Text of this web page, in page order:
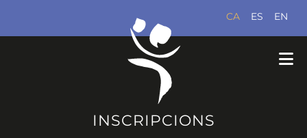
CA ES EN
INSCRIPCIONS